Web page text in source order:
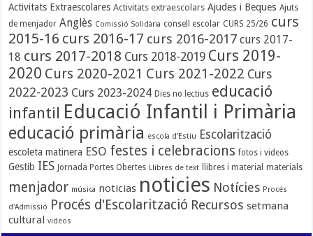
Activitats Extraescolares Activitats extraescolars Ajudes i Beques Ajuts
de menjador Anglès Comissió Solidària consell escolar CURS 25/26 curs
2015-16 curs 2016-17 curs 2016-2017 curs 2017-
18 curs 2017-2018 Curs 2018-2019 Curs 2019-
2020 Curs 2020-2021 Curs 2021-2022 Curs
2022-2023 Curs 2023-2024 Dies no lectius educació
infantil Educació Infantil i Primària
educació primària escola d'Estiu Escolarització
escoleta matinera ESO festes i celebracions fotos i videos
Gestib IES Jornada Portes Obertes Llibres de text llibres i material materials
menjador música noticias noticies Notícies Procés
d'Admissió Procés d'Escolarització Recursos setmana
cultural videos